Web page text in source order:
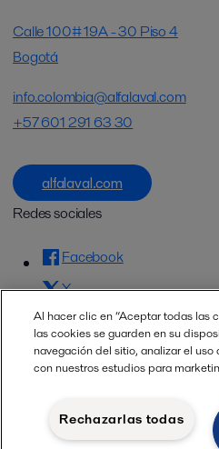
Calle 100# 19A - 30 Piso 4
Bogotá
info.colombia@alfalaval.com
+57 601 291 63 30
alfalaval.com
Redes sociales
Facebook
X
LinkedIn
YouTube
Al hacer clic en “Aceptar todas las
las cookies se guarden en su
navegación del sitio, analizar el
con nuestros estudios para
Rechazarlas todas